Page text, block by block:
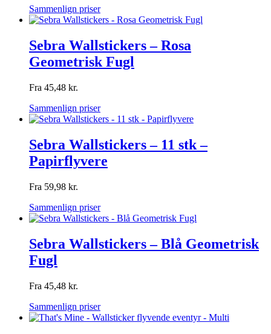
Sammenlign priser
Sebra Wallstickers – Rosa
Geometrisk Fugl
Fra 45,48 kr.
Sammenlign priser
Sebra Wallstickers – 11 stk –
Papirflyvere
Fra 59,98 kr.
Sammenlign priser
Sebra Wallstickers – Blå Geometrisk
Fugl
Fra 45,48 kr.
Sammenlign priser